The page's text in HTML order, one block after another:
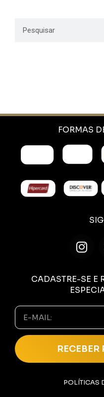
FORMAS
CADASTRE-SE E
POLÍTICAS